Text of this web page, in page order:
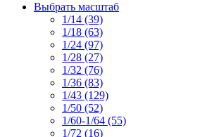
Выбрать масштаб
1/14 (39)
1/18 (63)
1/24 (97)
1/28 (27)
1/32 (76)
1/36 (83)
1/43 (129)
1/50 (52)
1/60-1/64 (55)
1/72 (16)